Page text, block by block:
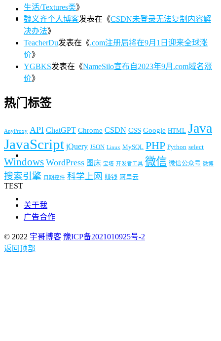
生活/Textures类》
魏义齐个人博客发表在《CSDN未登录无法复制内容解
决办法》
TeacherDu发表在《.com注册局将在9月1日迎来全球涨
价》
YGBKS发表在《NameSilo宣布自2023年9月.com域名涨
价》
热门标签
AnyProxy API ChatGPT Chrome CSDN CSS Google HTML Java
JavaScript jQuery JSON Linux MySQL PHP Python select
Windows WordPress 图床 宝塔 开发者工具 微信 微信公众号 微博
搜索引擎 日期控件 科学上网 赚钱 阿里云
TEST
关于我
广告合作
© 2022 宇哥博客 豫ICP备2021010925号-2
返回顶部